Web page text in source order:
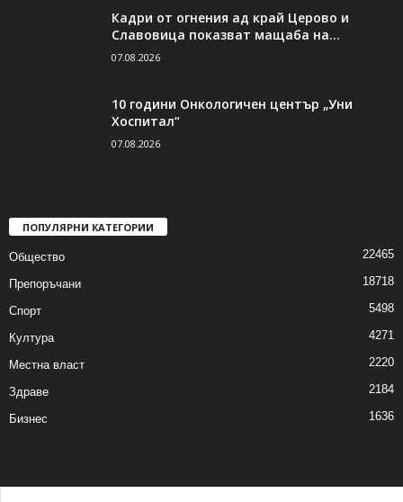
Кадри от огнения ад край Церово и
Славовица показват мащаба на...
07.08.2026
10 години Онкологичен център „Уни
Хоспитал“
07.08.2026
ПОПУЛЯРНИ КАТЕГОРИИ
Общество 22465
Препоръчани 18718
Спорт 5498
Култура 4271
Местна власт 2220
Здраве 2184
Бизнес 1636